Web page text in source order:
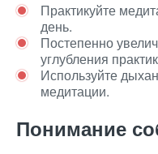
Практикуйте
день.
Постепенно
углубления
Используйте
медитации.
Понимание